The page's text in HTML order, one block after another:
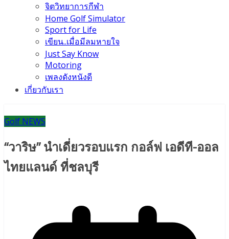
จิตวิทยาการกีฬา
Home Golf Simulator
Sport for Life
เขียน..เมื่อมีลมหายใจ
Just Say Know
Motoring
เพลงดังหนังดี
เกี่ยวกับเรา
Golf NEWS
“วาริษ” นำเดี่ยวรอบแรก กอล์ฟ เอดีที-ออล
ไทยแลนด์ ที่ชลบุรี